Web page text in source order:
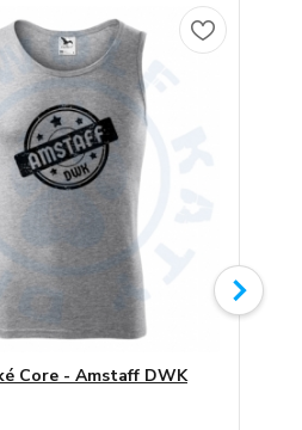
Core - Amstaff DWK